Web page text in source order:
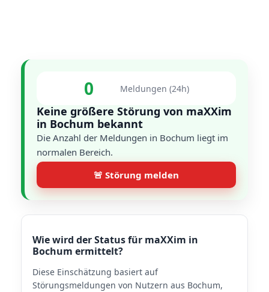
0 Meldungen (24h)
Keine größere Störung von maXXim
in Bochum bekannt
Die Anzahl der Meldungen in Bochum liegt im
normalen Bereich.
🚨 Störung melden
Wie wird der Status für maXXim in
Bochum ermittelt?
Diese Einschätzung basiert auf
Störungsmeldungen von Nutzern aus Bochum,